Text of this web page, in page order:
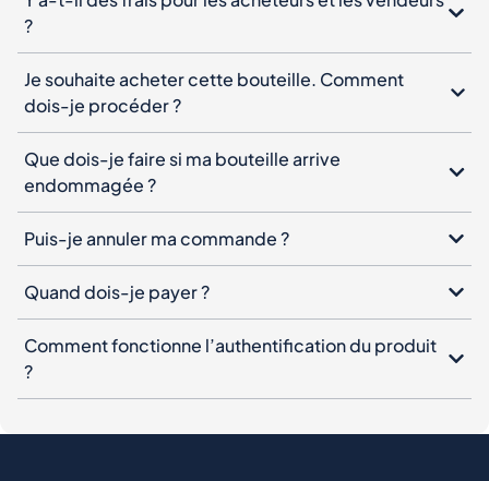
?
Je souhaite acheter cette bouteille. Comment
dois-je procéder ?
Que dois-je faire si ma bouteille arrive
endommagée ?
Puis-je annuler ma commande ?
Quand dois-je payer ?
Comment fonctionne l’authentification du produit
?